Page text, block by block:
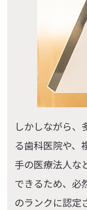
しかしながら、
る歯科医院や、
手の医療法人な
できるため、必
のランクに認定